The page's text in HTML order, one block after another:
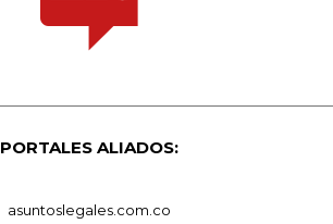
PORTALES ALIADOS:
asuntoslegales.com.co